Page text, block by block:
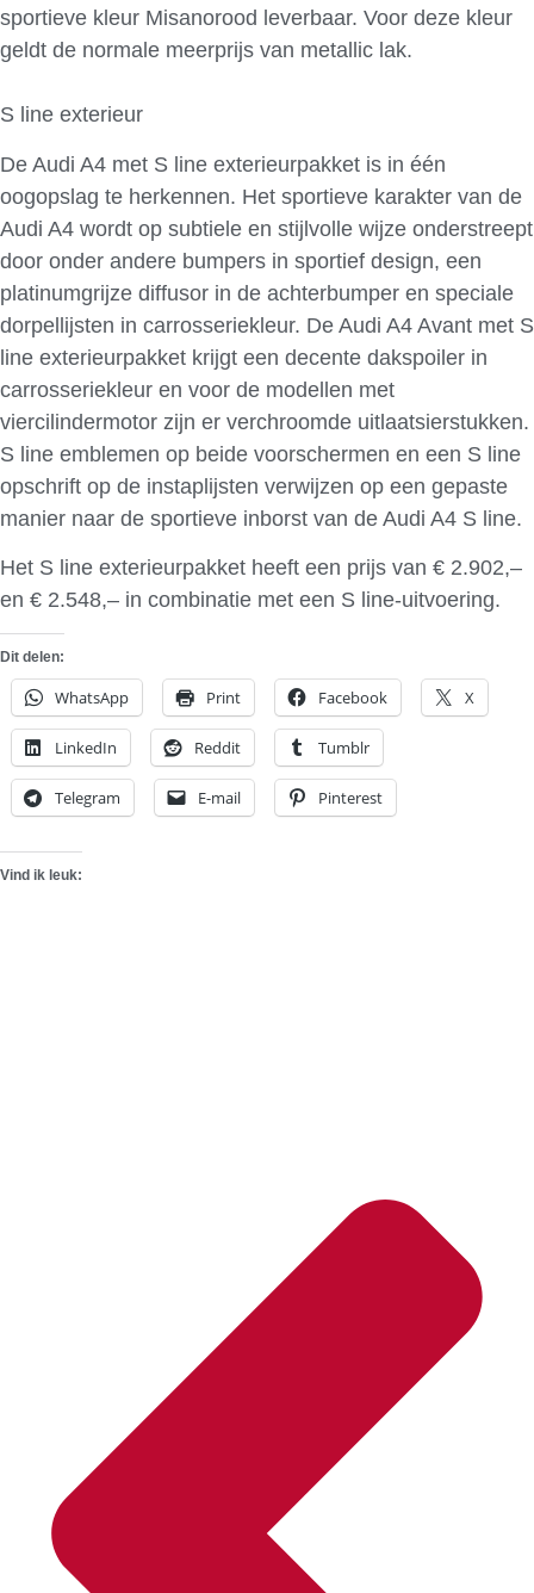
sportieve kleur Misanorood leverbaar. Voor deze kleur
geldt de normale meerprijs van metallic lak.
S line exterieur
De Audi A4 met S line exterieurpakket is in één
oogopslag te herkennen. Het sportieve karakter van de
Audi A4 wordt op subtiele en stijlvolle wijze onderstreept
door onder andere bumpers in sportief design, een
platinumgrijze diffusor in de achterbumper en speciale
dorpellijsten in carrosseriekleur. De Audi A4 Avant met S
line exterieurpakket krijgt een decente dakspoiler in
carrosseriekleur en voor de modellen met
viercilindermotor zijn er verchroomde uitlaatsierstukken.
S line emblemen op beide voorschermen en een S line
opschrift op de instaplijsten verwijzen op een gepaste
manier naar de sportieve inborst van de Audi A4 S line.
Het S line exterieurpakket heeft een prijs van € 2.902,–
en € 2.548,– in combinatie met een S line-uitvoering.
Dit delen:
WhatsApp Print Facebook X
LinkedIn Reddit Tumblr
Telegram E-mail Pinterest
Vind ik leuk: